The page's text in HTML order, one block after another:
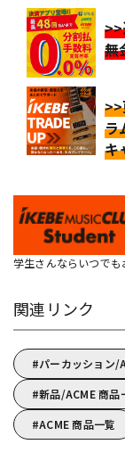
無
ラ
キ
学生さんならいつでも
関連リンク
パーカッション/
新品/ACME 商品
ACME 商品一覧